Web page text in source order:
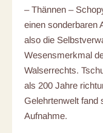
– Thännen –
einen sonderbaren
also die
Wesensmerkmal
Walserrechts.
als 200 Jahre
Gelehrtenwelt fand
Aufnahme.